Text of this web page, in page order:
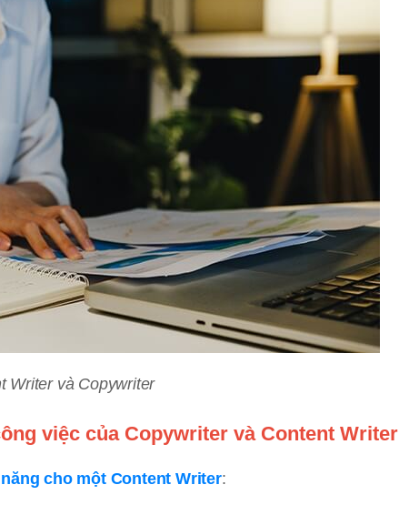
Writer và Copywriter
việc của Copywriter và Content Writer
năng cho một Content Writer: